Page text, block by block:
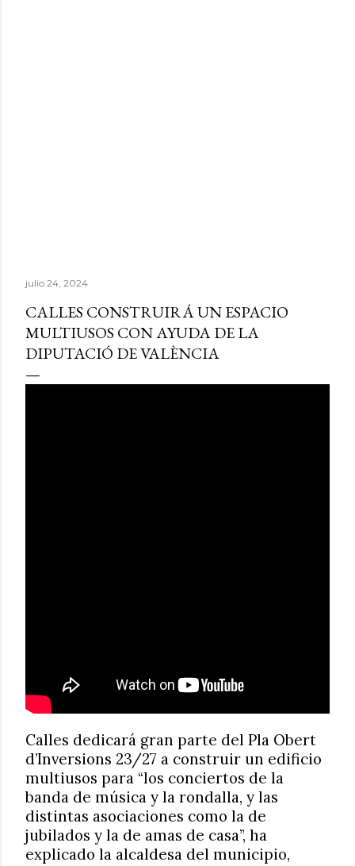
julio 24, 2024
CALLES CONSTRUIRÁ UN ESPACIO
MULTIUSOS CON AYUDA DE LA
DIPUTACIÓ DE VALÈNCIA
Calles dedicará gran parte del Pla Obert
d’Inversions 23/27 a construir un edificio
multiusos para “los conciertos de la
banda de música y la rondalla, y las
distintas asociaciones como la de
jubilados y la de amas de casa”, ha
explicado la alcaldesa del municipio,